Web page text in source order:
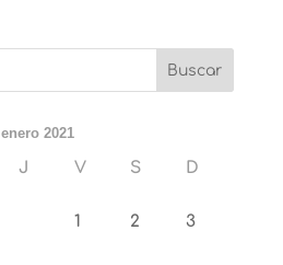
enero 2021
J V S D
1 2 3